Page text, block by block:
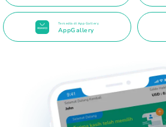
Tersedia di App Gallery
AppGallery